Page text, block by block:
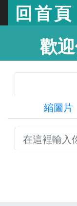
回首頁
歡
縮圖片